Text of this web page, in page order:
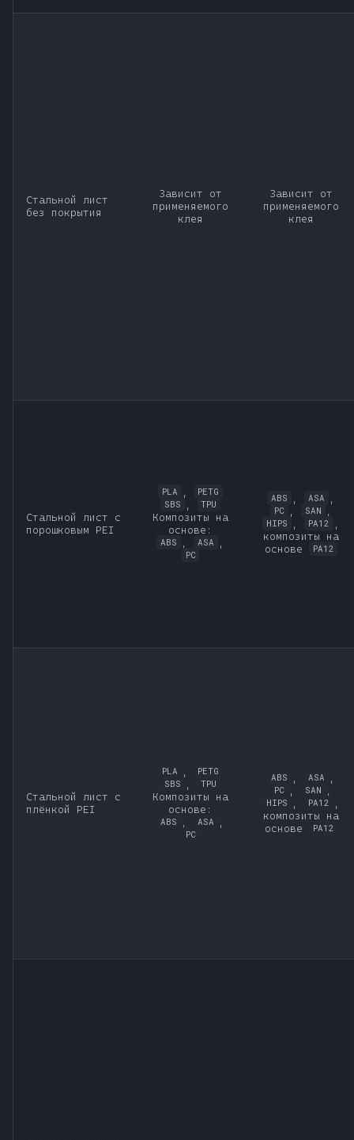
Стальной лист
без покрытия
Зависит от
применяемого
клея
Зависит от
применяемого
клея
Стальной лист с
порошковым PEI
PLA
PETG
SBS
TPU
Композиты на
основе:
ABS ASA
PC
ABS ASA
PC SAN
HIPS PA12
композиты на
основе
PA12
Стальной лист с
плёнкой PEI
PLA
PETG
SBS
TPU
Композиты на
основе:
ABS ASA
PC
ABS ASA
PC SAN
HIPS PA12
композиты на
основе
PA12